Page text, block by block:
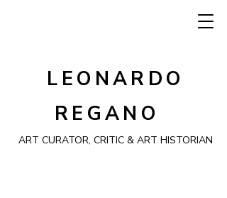
LEONARDO
REGANO
ART CURATOR, CRITIC & ART HISTORIAN